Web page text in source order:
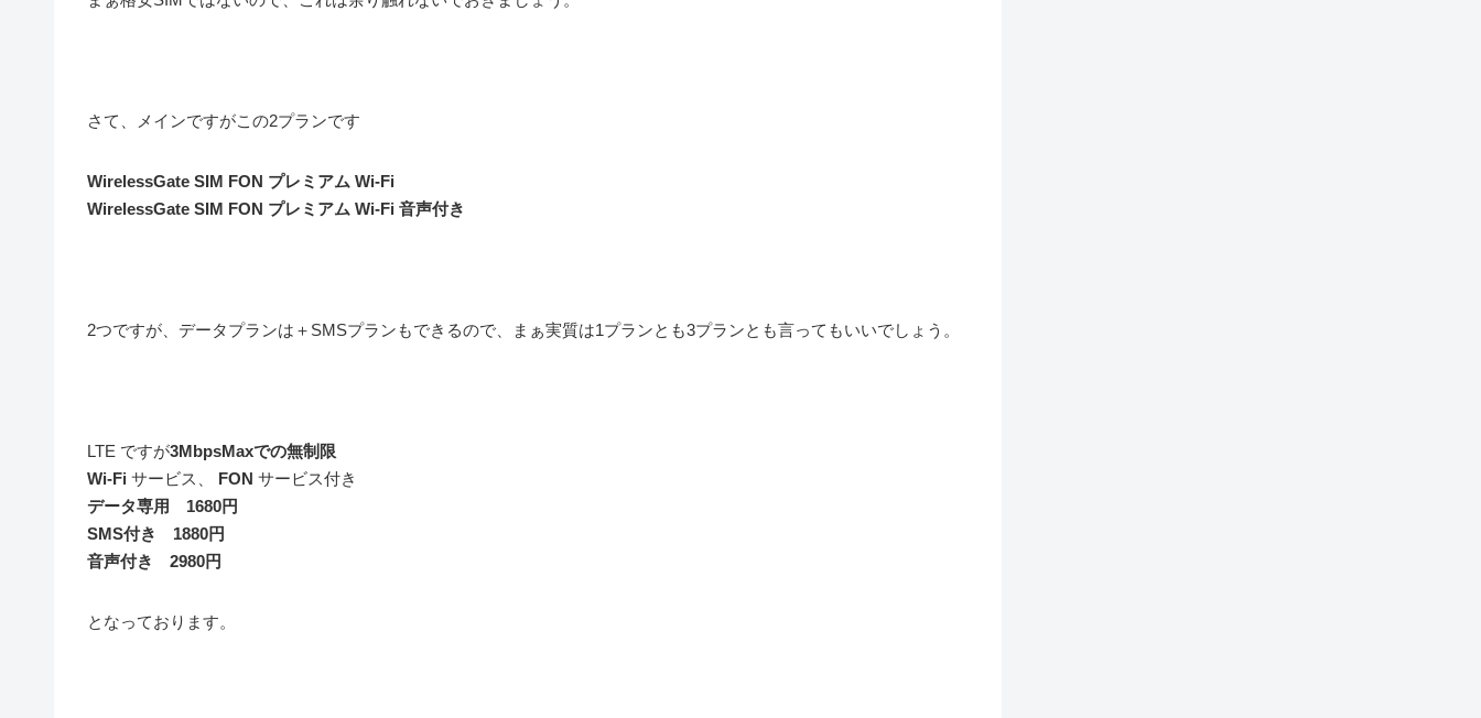
さて、メインですがこの2プランです
WirelessGate SIM FON プレミアム Wi-Fi
WirelessGate SIM FON プレミアム Wi-Fi 音声付き
2つですが、データプランは＋SMSプランもできるので、まぁ実質は1プランとも3プランとも言ってもいいでしょう。
LTE ですが3MbpsMaxでの無制限
Wi-Fi サービス、 FON サービス付き
データ専用 1680円
SMS付き 1880円
音声付き 2980円
となっております。